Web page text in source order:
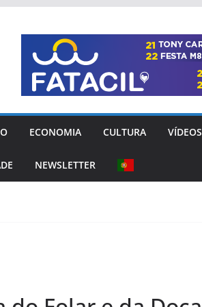
ECONOMIA CULTURA VÍDEOS
NEWSLETTER